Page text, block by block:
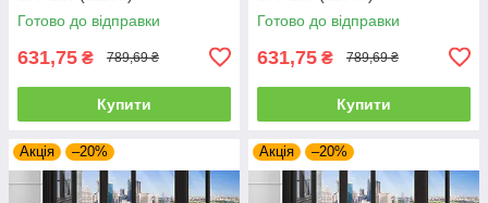
Готово до відправки
631,75 ₴ 789,69 ₴
Купити
Готово до відправки
631,75 ₴ 789,69 ₴
Купити
Акція –20% Акція –20%